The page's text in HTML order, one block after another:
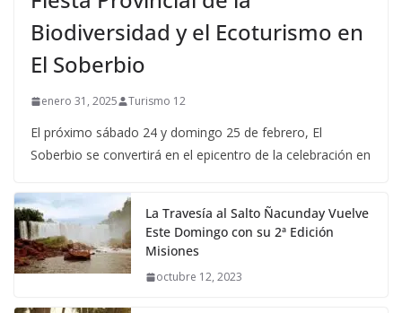
Biodiversidad y el Ecoturismo en
El Soberbio
enero 31, 2025 Turismo 12
El próximo sábado 24 y domingo 25 de febrero, El
Soberbio se convertirá en el epicentro de la celebración en
La Travesía al Salto Ñacunday Vuelve
Este Domingo con su 2ª Edición
Misiones
octubre 12, 2023